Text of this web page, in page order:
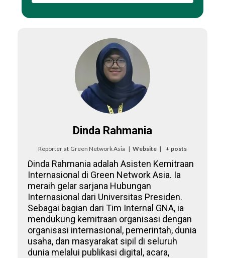
Dinda Rahmania
Reporter at Green Network Asia | Website | + posts
Dinda Rahmania adalah Asisten Kemitraan
Internasional di Green Network Asia. Ia
meraih gelar sarjana Hubungan
Internasional dari Universitas Presiden.
Sebagai bagian dari Tim Internal GNA, ia
mendukung kemitraan organisasi dengan
organisasi internasional, pemerintah, dunia
usaha, dan masyarakat sipil di seluruh
dunia melalui publikasi digital, acara,